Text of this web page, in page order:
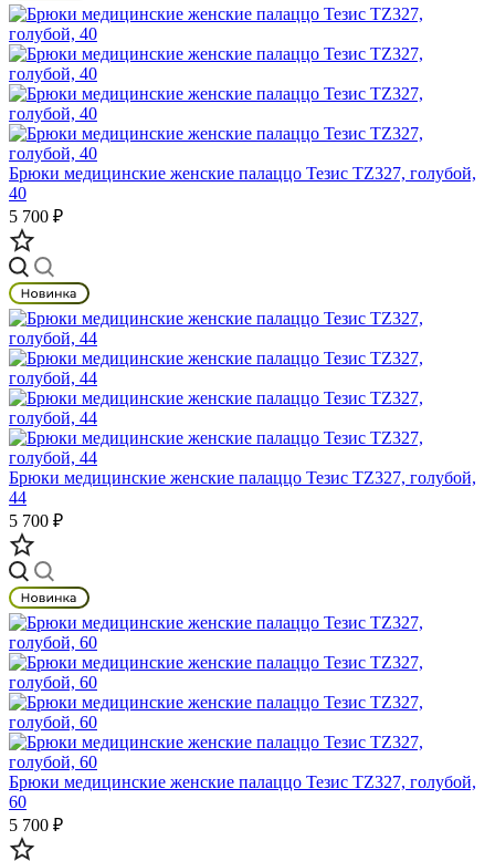
Брюки медицинские женские палаццо Тезис TZ327, голубой,
40
5 700 ₽
Брюки медицинские женские палаццо Тезис TZ327, голубой,
44
5 700 ₽
Брюки медицинские женские палаццо Тезис TZ327, голубой,
60
5 700 ₽